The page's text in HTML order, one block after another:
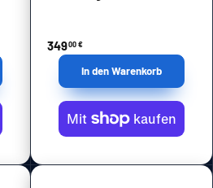
34900 €
In den Warenkorb